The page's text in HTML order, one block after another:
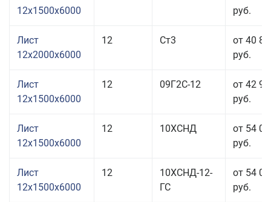
12x1500x6000
руб.
Лист
12x2000x6000
12 Ст3
от 40
руб.
Лист
12x1500x6000
12 09Г2С-12
от 42
руб.
Лист
12x1500x6000
12 10ХСНД
от 54
руб.
Лист
12x1500x6000
12
10ХСНД-12-
ГС
от 54
руб.